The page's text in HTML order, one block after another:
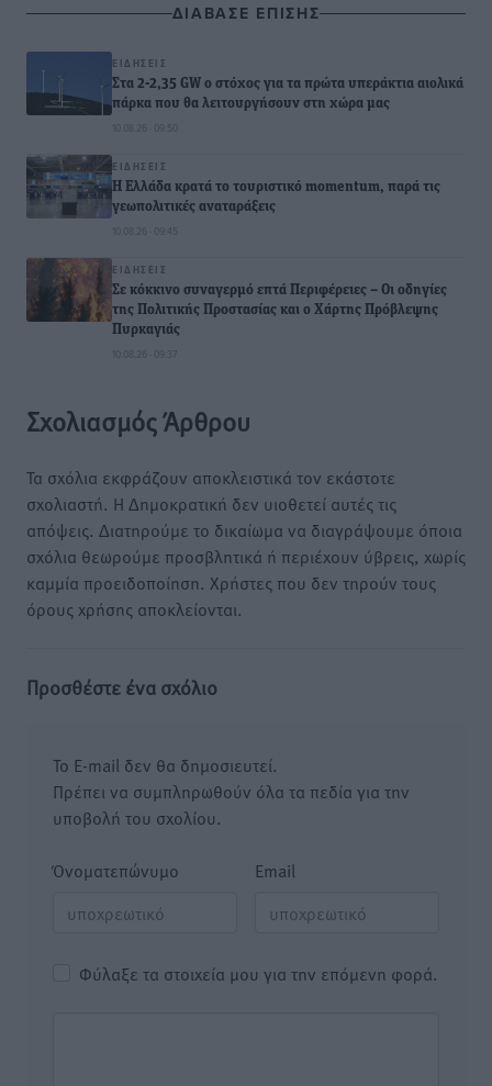
ΔΙΑΒΑΣΕ ΕΠΙΣΗΣ
ΕΙΔΉΣΕΙΣ
Στα 2-2,35 GW ο στόχος για τα πρώτα υπεράκτια αιολικά
πάρκα που θα λειτουργήσουν στη χώρα μας
10.08.26 · 09:50
ΕΙΔΉΣΕΙΣ
Η Ελλάδα κρατά το τουριστικό momentum, παρά τις
γεωπολιτικές αναταράξεις
10.08.26 · 09:45
ΕΙΔΉΣΕΙΣ
Σε κόκκινο συναγερμό επτά Περιφέρειες – Οι οδηγίες
της Πολιτικής Προστασίας και ο Χάρτης Πρόβλεψης
Πυρκαγιάς
10.08.26 · 09:37
Σχολιασμός Άρθρου
Τα σχόλια εκφράζουν αποκλειστικά τον εκάστοτε
σχολιαστή. Η Δημοκρατική δεν υιοθετεί αυτές τις
απόψεις. Διατηρούμε το δικαίωμα να διαγράψουμε όποια
σχόλια θεωρούμε προσβλητικά ή περιέχουν ύβρεις, χωρίς
καμμία προειδοποίηση. Χρήστες που δεν τηρούν τους
όρους χρήσης αποκλείονται.
Προσθέστε ένα σχόλιο
Το E-mail δεν θα δημοσιευτεί.
Πρέπει να συμπληρωθούν όλα τα πεδία για την
υποβολή του σχολίου.
Όνοματεπώνυμο Email
Φύλαξε τα στοιχεία μου για την επόμενη φορά.